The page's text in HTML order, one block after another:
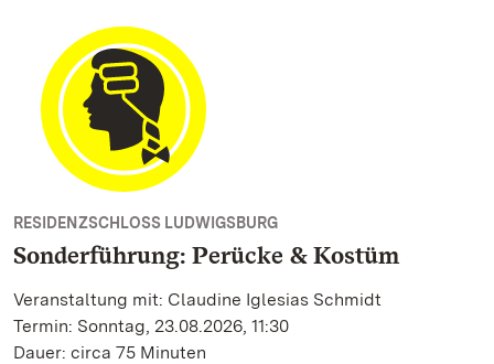
RESIDENZSCHLOSS LUDWIGSBURG
Sonderführung: Perücke & Kostüm
Veranstaltung mit: Claudine Iglesias Schmidt
Termin: Sonntag, 23.08.2026, 11:30
Dauer: circa 75 Minuten